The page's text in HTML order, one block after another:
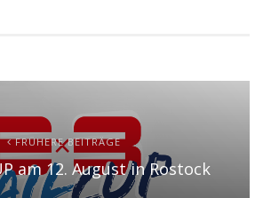
FRÜHERE BEITRÄGE
am 12. August in Rostock